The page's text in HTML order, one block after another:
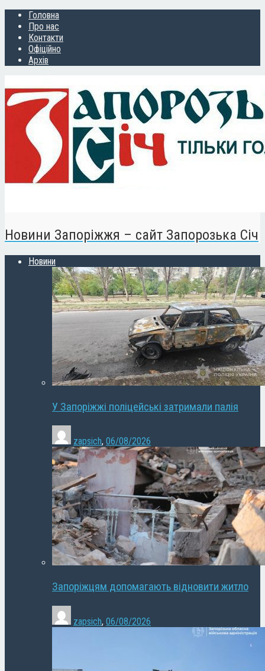
Головна
Про нас
Контакти
Офіційно
Архів
Новини Запоріжжя – сайт Запорозька Січ
Новини
У Запоріжжі поліцейські затримали палія
zapsich, 06/08/2026
Запоріжцям допомагають відновити житло
zapsich, 06/08/2026